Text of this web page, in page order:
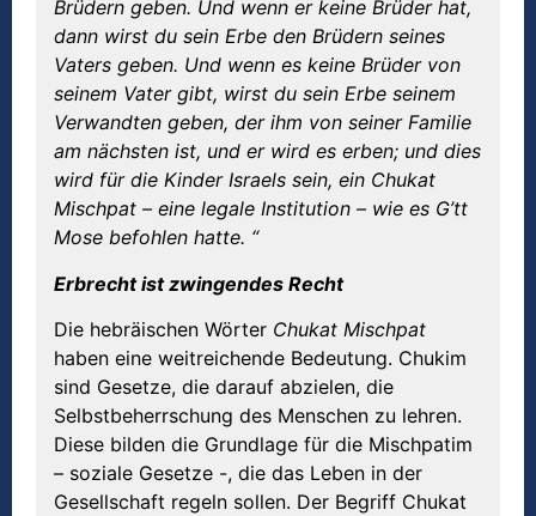
Brüdern geben. Und wenn er keine Brüder hat,
dann wirst du sein Erbe den Brüdern seines
Vaters geben. Und wenn es keine Brüder von
seinem Vater gibt, wirst du sein Erbe seinem
Verwandten geben, der ihm von seiner Familie
am nächsten ist, und er wird es erben; und dies
wird für die Kinder Israels sein, ein Chukat
Mischpat – eine legale Institution – wie es G’tt
Mose befohlen hatte. “
Erbrecht ist zwingendes Recht
Die hebräischen Wörter Chukat Mischpat
haben eine weitreichende Bedeutung. Chukim
sind Gesetze, die darauf abzielen, die
Selbstbeherrschung des Menschen zu lehren.
Diese bilden die Grundlage für die Mischpatim
– soziale Gesetze -, die das Leben in der
Gesellschaft regeln sollen. Der Begriff Chukat